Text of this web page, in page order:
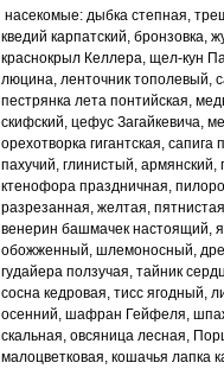
насекомые: дыбка степная,
кведийкарпатский, бронзовка,
краснокрыл Келлера, щел-кун
люцина, ленточник тополевый,
пестрянка лета понтийская,
скифский, цефус Загайкевича,
орехотворкагигантская,
пахучий, глинистый, армянский,
ктенофора праздничная,
разрезанная, желтая,
венерин башмачек настоящий,
обожженный,шлемоносный,
гудайера ползучая, тайник
сосна кедровая, тисс ягодный,
осенний, шафран Гейфеля,
скальная,овсяница лесная,
малоцветковая,кошачья лапка